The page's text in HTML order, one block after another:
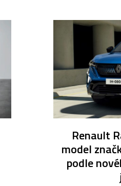
Renault
model
podle